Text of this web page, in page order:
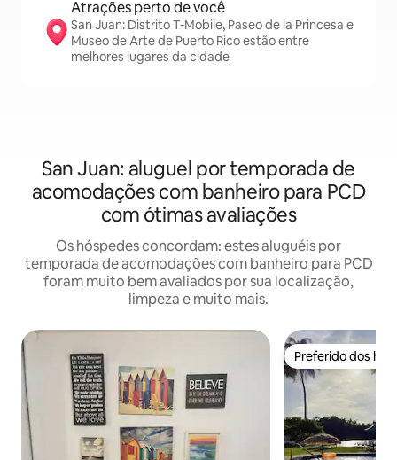
Atrações perto de você
San Juan: Distrito T-Mobile, Paseo de la Princesa e
Museo de Arte de Puerto Rico estão entre
melhores lugares da cidade
San Juan: aluguel por temporada de
acomodações com banheiro para PCD
com ótimas avaliações
Os hóspedes concordam: estes aluguéis por
temporada de acomodações com banheiro para PCD
foram muito bem avaliados por sua localização,
limpeza e muito mais.
Preferido dos
Preferido dos